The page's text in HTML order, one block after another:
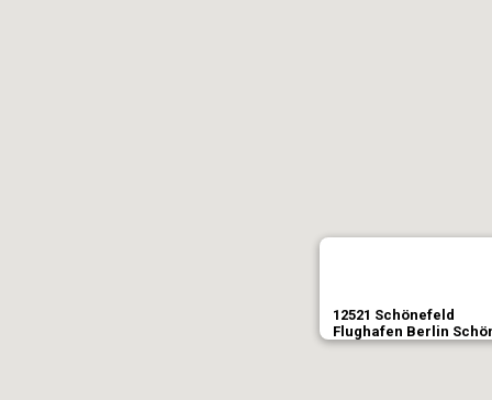
12521 Schönefeld
Flughafen Berlin